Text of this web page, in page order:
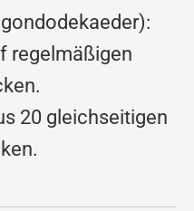
regelmäßigen
20 gleichseitigen